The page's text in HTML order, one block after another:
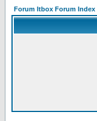
Forum Itbox Forum Index